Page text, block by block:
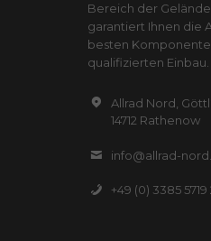
Bereich der
garantiert Ihnen die
besten
qualifizierten Einbau.
Allrad Nord,
14712 Rathenow
info@allrad-
+49 (0) 3385 5719